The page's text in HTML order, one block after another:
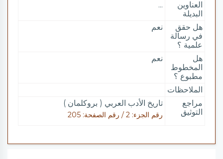
العناوين
البديلة
...
هل حقق
في رسالة
علمية ؟
نعم
هل
المخطوط
مطبوع ؟
نعم
الملاحظات
مراجع
التوثيق
تاريخ الأدب العربي ( بروكلمان )
رقم الجزء: 2 / رقم الصفحة: 205